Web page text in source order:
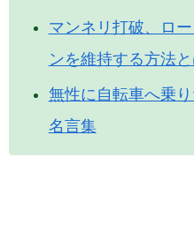
マンネリ打破、ロ
ンを維持する方法
無性に自転車へ乗
名言集